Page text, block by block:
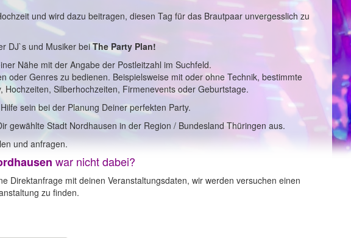
und wird dazu beitragen, diesen Tag für das Brautpaar unvergesslich zu
DJ`s und Musiker beiThe Party Plan!
Nähe mit der Angabe der Postleitzahl im Suchfeld.
oder Genres zu bedienen. Beispielsweise mit oder ohne Technik, bestimmte
Silberhochzeiten, Firmenevents oder Geburtstage.
sein bei der Planung Deiner perfekten Party.
gewählte Stadt Nordhausen in der Region / Bundesland Thüringen aus.
und anfragen.
war nicht dabei?
Direktanfrage mit deinen Veranstaltungsdaten, wir werden versuchen einen
zu finden.